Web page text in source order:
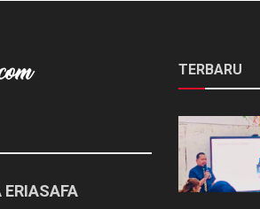
TERBARU